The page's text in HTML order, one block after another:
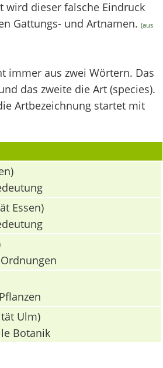
wird dieser falsche Eindruck
Gattungs- und Artnamen. (aus
immer aus zwei Wörtern. Das
das zweite die Art (species).
Artbezeichnung startet mit
Essen)
Ulm)
Botanik